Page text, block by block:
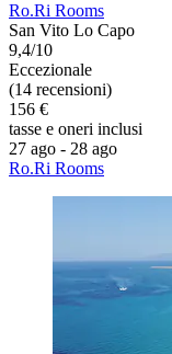
Ro.Ri Rooms
San Vito Lo Capo
9,4/10
Eccezionale
(14 recensioni)
156 €
tasse e oneri inclusi
27 ago - 28 ago
Ro.Ri Rooms